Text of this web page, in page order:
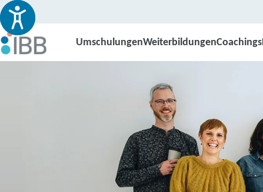
UmschulungenWeiterbildungenCoachings